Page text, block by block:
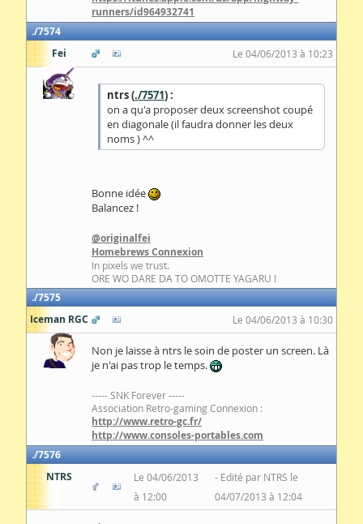
runners/id964932741
7574
Fei
Le 04/06/2013 à 10:23
ntrs (./7571) :
on a qu'a proposer deux screenshot coupé
en diagonale (il faudra donner les deux
noms ) ^^
Bonne idée
Balancez !
@originalfei
Homebrews Connexion
In pixels we trust.
ORE WO DARE DA TO OMOTTE YAGARU !
7575
Iceman RGC
Le 04/06/2013 à 10:30
Non je laisse à ntrs le soin de poster un screen. Là
je n'ai pas trop le temps.
----- SNK Forever -----
Association Retro-gaming Connexion :
http://www.retro-gc.fr/
http://www.consoles-portables.com
7576
NTRS
Le 04/06/2013
à 12:00
Edité par NTRS le
04/07/2013 à 12:04